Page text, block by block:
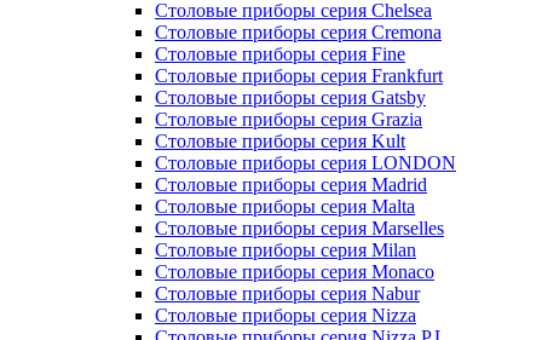
Столовые приборы серия Chelsea
Столовые приборы серия Cremona
Столовые приборы серия Fine
Столовые приборы серия Frankfurt
Столовые приборы серия Gatsby
Столовые приборы серия Grazia
Столовые приборы серия Kult
Столовые приборы серия LONDON
Столовые приборы серия Madrid
Столовые приборы серия Malta
Столовые приборы серия Marselles
Столовые приборы серия Milan
Столовые приборы серия Monaco
Столовые приборы серия Nabur
Столовые приборы серия Nizza